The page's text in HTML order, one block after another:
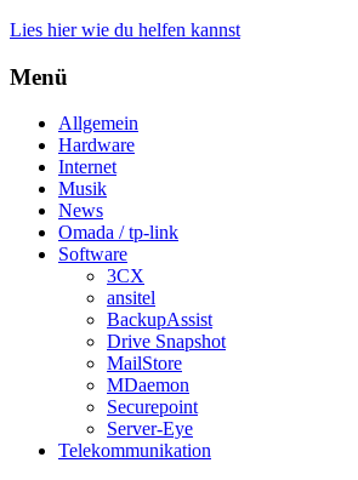
Lies hier wie du helfen kannst
Menü
Allgemein
Hardware
Internet
Musik
News
Omada / tp-link
Software
3CX
ansitel
BackupAssist
Drive Snapshot
MailStore
MDaemon
Securepoint
Server-Eye
Telekommunikation